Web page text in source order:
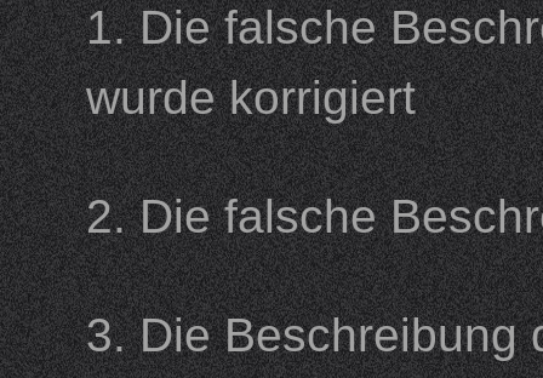
1. Die falsche
wurde korrigiert
2. Die falsche
3. Die Beschreibung